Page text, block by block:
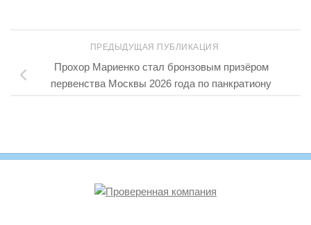
ПРЕДЫДУЩАЯ ПУБЛИКАЦИЯ
Прохор Мариенко стал бронзовым призёром
первенства Москвы 2026 года по панкратиону